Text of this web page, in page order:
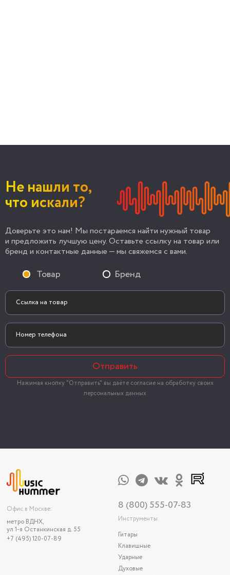
Не нашли то,
что искали?
Доверьте это нам! Мы постараемся найти нужный товар
и предложить лучшую цену. Оставьте ссылку на товар или
бренд и контактные данные — мы свяжемся с вами.
Товар Бренд
Отправить
Нажимая кнопку "Отправить" вы даёте согласие на обработку своих
персональных данных
Офис в Москве:
метро ВДНХ,
ул 1-я Останкинская д. 55
+7 (495) 120-07-89
8 (800) 555-07-83
Инструменты
Гитары
Клавишные
Ударные
Духовые